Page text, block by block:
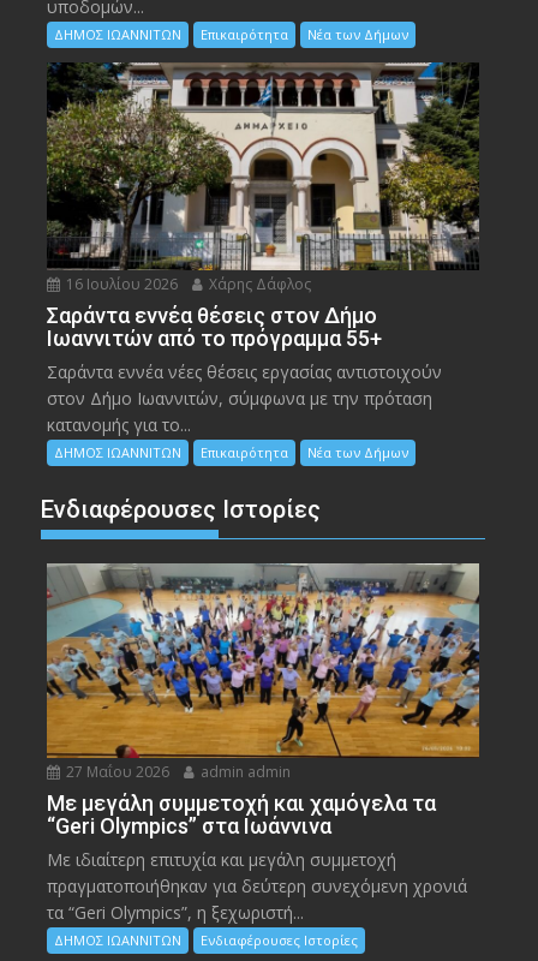
υποδομών...
ΔΗΜΟΣ ΙΩΑΝΝΙΤΩΝ Επικαιρότητα Νέα των Δήμων
16 Ιουλίου 2026 Χάρης Δάφλος
Σαράντα εννέα θέσεις στον Δήμο
Ιωαννιτών από το πρόγραμμα 55+
Σαράντα εννέα νέες θέσεις εργασίας αντιστοιχούν
στον Δήμο Ιωαννιτών, σύμφωνα με την πρόταση
κατανομής για το...
ΔΗΜΟΣ ΙΩΑΝΝΙΤΩΝ Επικαιρότητα Νέα των Δήμων
Ενδιαφέρουσες Ιστορίες
27 Μαΐου 2026 admin admin
Με μεγάλη συμμετοχή και χαμόγελα τα
“Geri Olympics” στα Ιωάννινα
Με ιδιαίτερη επιτυχία και μεγάλη συμμετοχή
πραγματοποιήθηκαν για δεύτερη συνεχόμενη χρονιά
τα “Geri Olympics”, η ξεχωριστή...
ΔΗΜΟΣ ΙΩΑΝΝΙΤΩΝ Ενδιαφέρουσες Ιστορίες